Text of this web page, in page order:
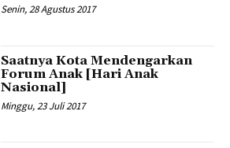
Senin, 28 Agustus 2017
Saatnya Kota Mendengarkan
Forum Anak [Hari Anak
Nasional]
Minggu, 23 Juli 2017